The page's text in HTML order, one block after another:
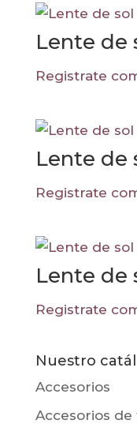
Lente de
Registrate
Lente de
Registrate
Lente de
Registrate
Nuestro
Accesorios
Accesorios de